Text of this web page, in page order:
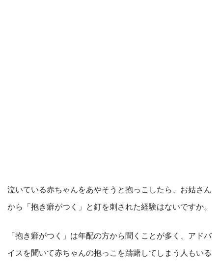
泣いている赤ちゃんをあやそうと抱っこしたら、お姑さん
から「抱き癖がつく」と釘を刺された経験はないですか。
「抱き癖がつく」は年配の方から聞くことが多く、アドバ
イスを聞いて赤ちゃんの抱っこを躊躇してしまう人もいる